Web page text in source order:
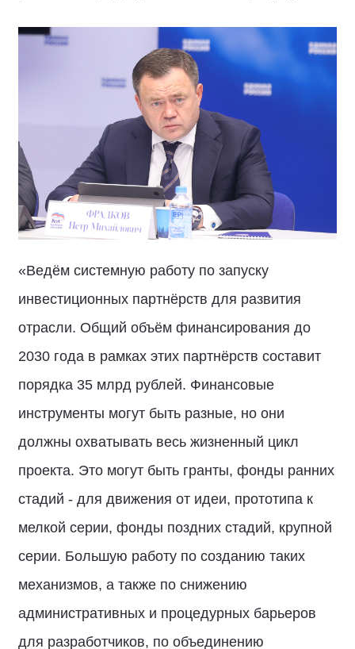
«Ведём системную работу по запуску
инвестиционных партнёрств для развития
отрасли. Общий объём финансирования до
2030 года в рамках этих партнёрств составит
порядка 35 млрд рублей. Финансовые
инструменты могут быть разные, но они
должны охватывать весь жизненный цикл
проекта. Это могут быть гранты, фонды ранних
стадий - для движения от идеи, прототипа к
мелкой серии, фонды поздних стадий, крупной
серии. Большую работу по созданию таких
механизмов, а также по снижению
административных и процедурных барьеров
для разработчиков, по объединению